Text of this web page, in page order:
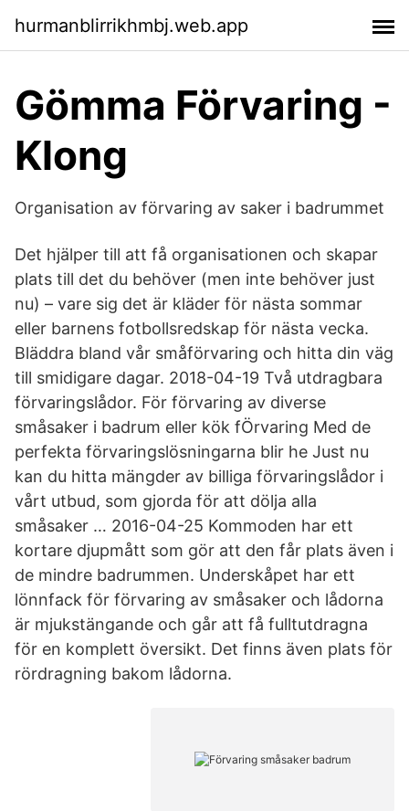
hurmanblirrikhmbj.web.app
Gömma Förvaring -
Klong
Organisation av förvaring av saker i badrummet
Det hjälper till att få organisationen och skapar
plats till det du behöver (men inte behöver just
nu) – vare sig det är kläder för nästa sommar
eller barnens fotbollsredskap för nästa vecka.
Bläddra bland vår småförvaring och hitta din väg
till smidigare dagar. 2018-04-19 Två utdragbara
förvaringslådor. För förvaring av diverse
småsaker i badrum eller kök fÖrvaring Med de
perfekta förvaringslösningarna blir he Just nu
kan du hitta mängder av billiga förvaringslådor i
vårt utbud, som gjorda för att dölja alla
småsaker … 2016-04-25 Kommoden har ett
kortare djupmått som gör att den får plats även i
de mindre badrummen. Underskåpet har ett
lönnfack för förvaring av småsaker och lådorna
är mjukstängande och går att få fulltutdragna
för en komplett översikt. Det finns även plats för
rördragning bakom lådorna.